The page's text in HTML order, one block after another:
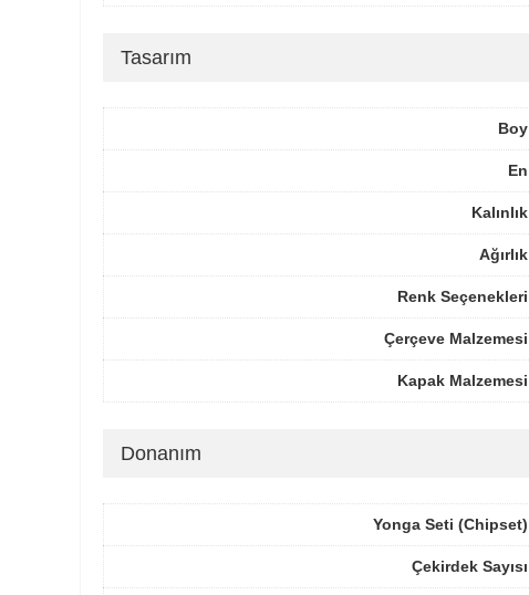
Tasarım
Boy
En
Kalınlık
Ağırlık
Renk Seçenekleri
Çerçeve Malzemesi
Kapak Malzemesi
Donanım
Yonga Seti (Chipset)
Çekirdek Sayısı